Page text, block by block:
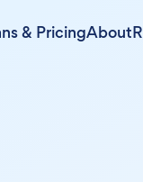
& PricingAbout